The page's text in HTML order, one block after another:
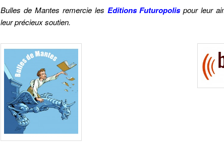
Bulles de Mantes remercie les Editions Futuropolispour leur
leur précieux soutien.